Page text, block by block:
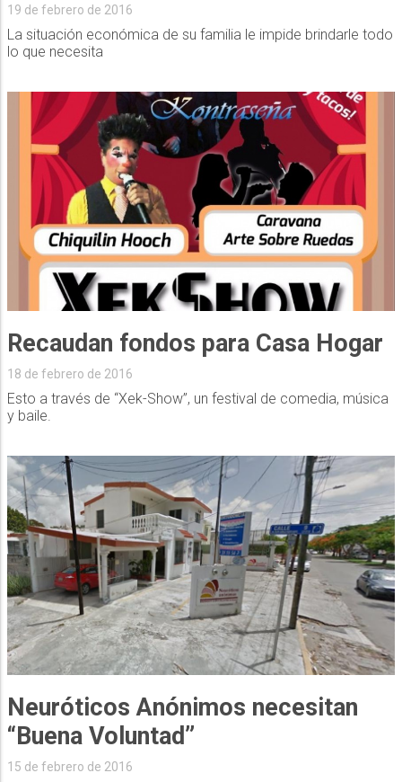
19 de febrero de 2016
La situación económica de su familia le impide brindarle todo
lo que necesita
Recaudan fondos para Casa Hogar
18 de febrero de 2016
Esto a través de “Xek-Show”, un festival de comedia, música
y baile.
Neuróticos Anónimos necesitan
“Buena Voluntad”
15 de febrero de 2016